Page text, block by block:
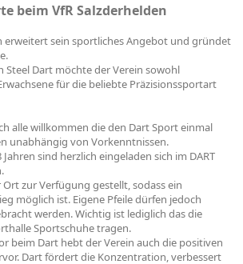
beim VfR Salzderhelden
erweitert sein sportliches Angebot und gründet
Steel Dart möchte der Verein sowohl
für die beliebte Präzisionssportart
alle willkommen die den Dart Sport einmal
unabhängig von Vorkenntnissen.
Jahren sind herzlich eingeladen sich im DART
zur Verfügung gestellt, sodass ein
möglich ist. Eigene Pfeile dürfen jedoch
werden. Wichtig ist lediglich das die
Sportschuhe tragen.
beim Dart hebt der Verein auch die positiven
Dart fördert die Konzentration, verbessert